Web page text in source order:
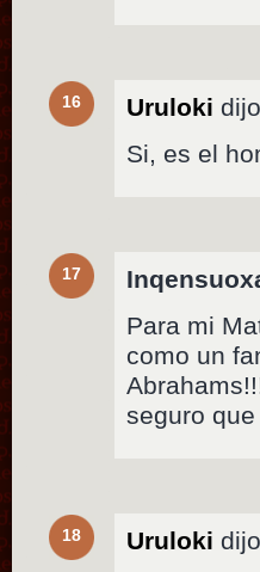
16 Uruloki
Si, es el
17
Para mi
como un
seguro
18 Uruloki